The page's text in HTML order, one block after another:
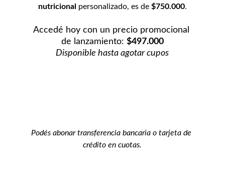
nutricional personalizado, es de $750.000.
Accedé hoy con un precio promocional
de lanzamiento: $497.000
Disponible hasta agotar cupos
Podés abonar transferencia bancaria o tarjeta de
crédito en cuotas.